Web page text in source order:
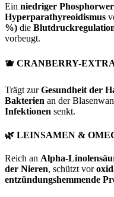
Ein niedriger
Hyperparathyreoidismus
%) die
vorbeugt.
🫐 CRANBERRY-
Trägt zurGesundheit der
Bakterien an der
Infektionen senkt.
🌿 LEINSAMEN &
Reich an Alpha-
der Nieren, schützt vor
entzündungshemmende